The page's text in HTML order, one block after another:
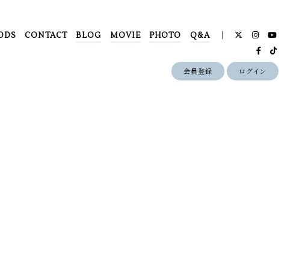
CONTACT BLOG MOVIE PHOTO Q&A
会員登録 ログイン